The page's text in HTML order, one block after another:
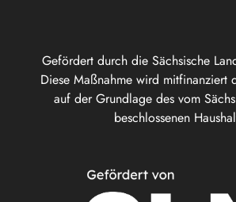
Gefördert durch die Sächsische
Diese Maßnahme wird mitfinanziert
auf der Grundlage des vom
beschlossenen